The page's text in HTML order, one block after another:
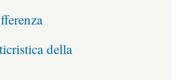
della